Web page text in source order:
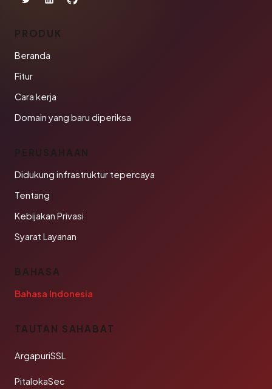
PRODUK
Beranda
Fitur
Cara kerja
Domain yang baru diperiksa
PERUSAHAAN
Didukung infrastruktur tepercaya
Tentang
Kebijakan Privasi
Syarat Layanan
BAHASA
Bahasa Indonesia
TAUTAN SAHABAT
ArgapuriSSL
PitalokaSec